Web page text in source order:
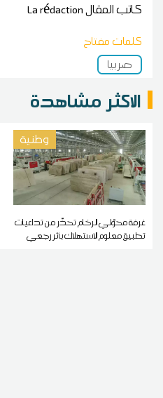
كاتب المقالLa rédaction
كلمات مفتاح
صربيا
الاكثر مشاهدة
وطنية
غرفة محوّلي الرخام تحذّر من تداعيات
تطبيق معلوم الاستهلاك بأثر رجعي